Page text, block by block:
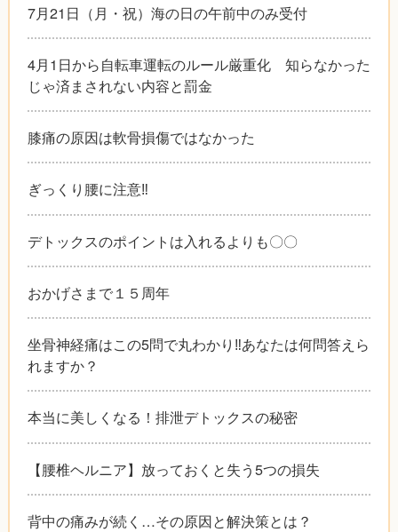
7月21日（月・祝）海の日の午前中のみ受付
4月1日から自転車運転のルール厳重化 知らなかった
じゃ済まされない内容と罰金
膝痛の原因は軟骨損傷ではなかった
ぎっくり腰に注意‼︎
デトックスのポイントは入れるよりも〇〇
おかげさまで１５周年
坐骨神経痛はこの5問で丸わかり‼︎あなたは何問答えら
れますか？
本当に美しくなる！排泄デトックスの秘密
【腰椎ヘルニア】放っておくと失う5つの損失
背中の痛みが続く…その原因と解決策とは？